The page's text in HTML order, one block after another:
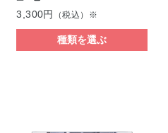
3,300円 （税込）※
種類を選ぶ